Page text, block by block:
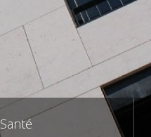
Santé